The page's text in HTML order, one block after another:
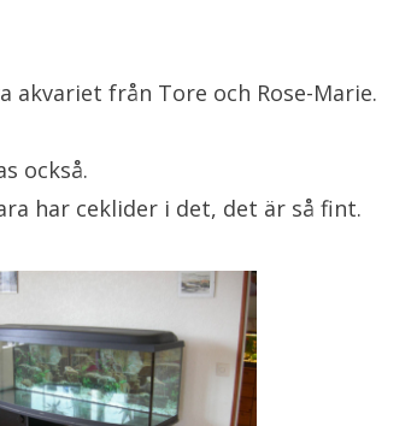
från Tore och Rose-Marie.
också.
har ceklider i det, det är så fint.